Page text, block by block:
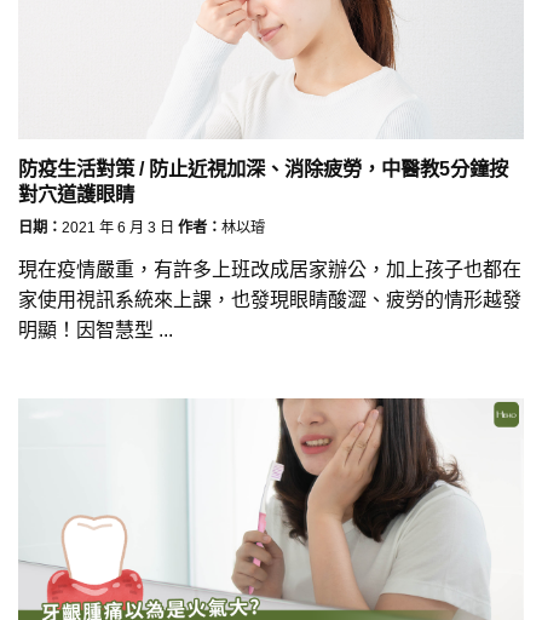
防疫生活對策 / 防止近視加深、消除疲勞，中醫教5分鐘按
對穴道護眼睛
日期： 2021 年 6 月 3 日 作者： 林以璿
現在疫情嚴重，有許多上班改成居家辦公，加上孩子也都在
家使用視訊系統來上課，也發現眼睛酸澀、疲勞的情形越發
明顯！因智慧型 ...